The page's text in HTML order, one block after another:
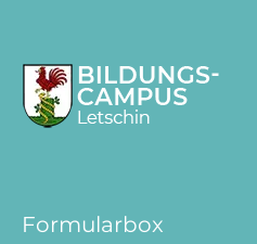
Formularbox